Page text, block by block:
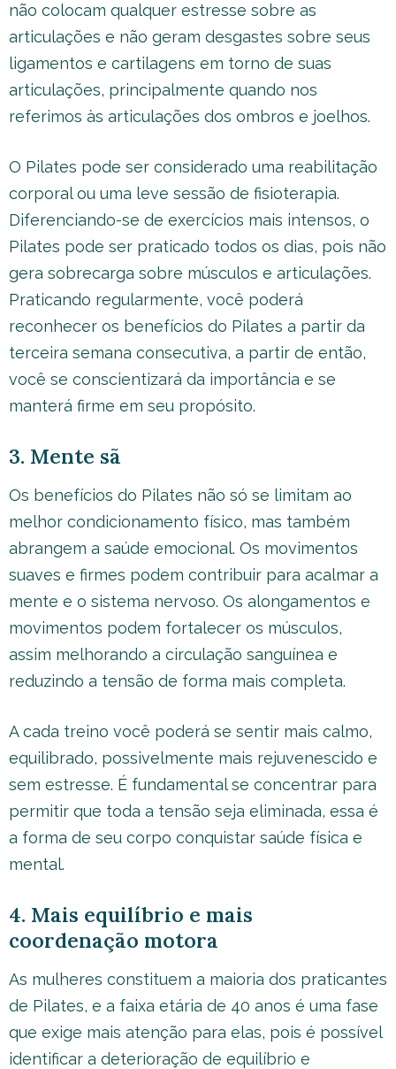
não colocam qualquer estresse sobre as
articulações e não geram desgastes sobre seus
ligamentos e cartilagens em torno de suas
articulações, principalmente quando nos
referimos às articulações dos ombros e joelhos.
O Pilates pode ser considerado uma reabilitação
corporal ou uma leve sessão de fisioterapia.
Diferenciando-se de exercícios mais intensos, o
Pilates pode ser praticado todos os dias, pois não
gera sobrecarga sobre músculos e articulações.
Praticando regularmente, você poderá
reconhecer os benefícios do Pilates a partir da
terceira semana consecutiva, a partir de então,
você se conscientizará da importância e se
manterá firme em seu propósito.
3. Mente sã
Os benefícios do Pilates não só se limitam ao
melhor condicionamento físico, mas também
abrangem a saúde emocional. Os movimentos
suaves e firmes podem contribuir para acalmar a
mente e o sistema nervoso. Os alongamentos e
movimentos podem fortalecer os músculos,
assim melhorando a circulação sanguínea e
reduzindo a tensão de forma mais completa.
A cada treino você poderá se sentir mais calmo,
equilibrado, possivelmente mais rejuvenescido e
sem estresse. É fundamental se concentrar para
permitir que toda a tensão seja eliminada, essa é
a forma de seu corpo conquistar saúde física e
mental.
4. Mais equilíbrio e mais
coordenação motora
As mulheres constituem a maioria dos praticantes
de Pilates, e a faixa etária de 40 anos é uma fase
que exige mais atenção para elas, pois é possível
identificar a deterioração de equilíbrio e